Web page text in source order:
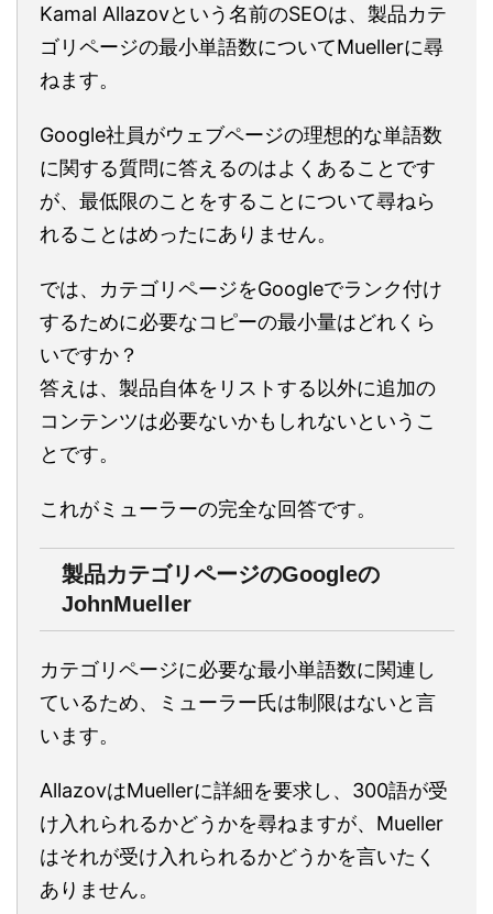
Kamal Allazovという名前のSEOは、製品カテ
ゴリページの最小単語数についてMuellerに尋
ねます。
Google社員がウェブページの理想的な単語数
に関する質問に答えるのはよくあることです
が、最低限のことをすることについて尋ねら
れることはめったにありません。
では、カテゴリページをGoogleでランク付け
するために必要なコピーの最小量はどれくら
いですか？
答えは、製品自体をリストする以外に追加の
コンテンツは必要ないかもしれないというこ
とです。
これがミューラーの完全な回答です。
製品カテゴリページのGoogleの
JohnMueller
カテゴリページに必要な最小単語数に関連し
ているため、ミューラー氏は制限はないと言
います。
AllazovはMuellerに詳細を要求し、300語が受
け入れられるかどうかを尋ねますが、Mueller
はそれが受け入れられるかどうかを言いたく
ありません。